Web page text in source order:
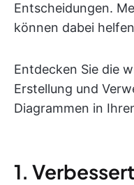
Entscheidungen.
können dabei
Entdecken Sie die
Erstellung und
Diagrammen in
1.